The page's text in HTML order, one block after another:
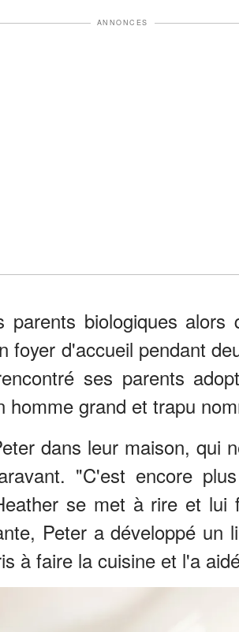
ANNONCES
parents biologiques
foyer d'accueil pendant
ses parents
homme grand et trapu
dans leur maison, qui
"C'est encore
se met à rire et lui
Peter a développé un
à faire la cuisine et l'a